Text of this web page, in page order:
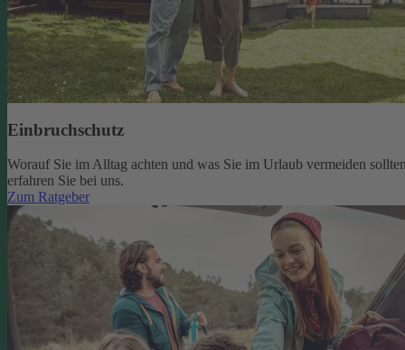
Einbruchschutz
Worauf Sie im Alltag achten und was Sie im Urlaub vermeiden
erfahren Sie bei uns.
Zum Ratgeber